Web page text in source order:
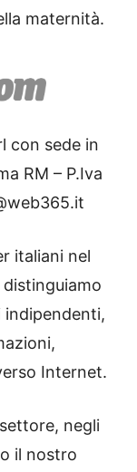
maternità.
con sede in
RM – P.Iva
italiani nel
indipendenti,
Internet.
negli
il nostro